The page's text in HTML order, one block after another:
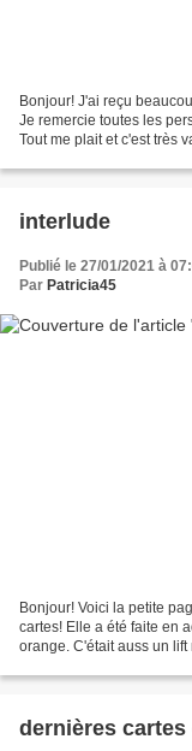
Bonjour! J'ai reçu
Je remercie toutes les
Tout me plait et c'est très
interlude
Publié le 27/01/2021 à
Par Patricia45
Bonjour! Voici la petite
cartes! Elle a été faite en
orange. C'était auss un
dernières